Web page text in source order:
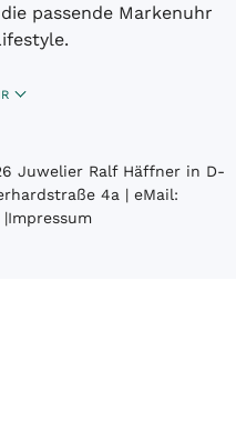
passende Markenuhr
Juwelier Ralf Häffner in D-
4a | eMail:
|Impressum